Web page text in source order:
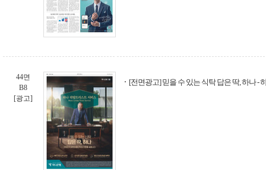
44면
B8
[광고]
[전면광고] 믿을 수 있는 식탁 답은 딱, 하나 -